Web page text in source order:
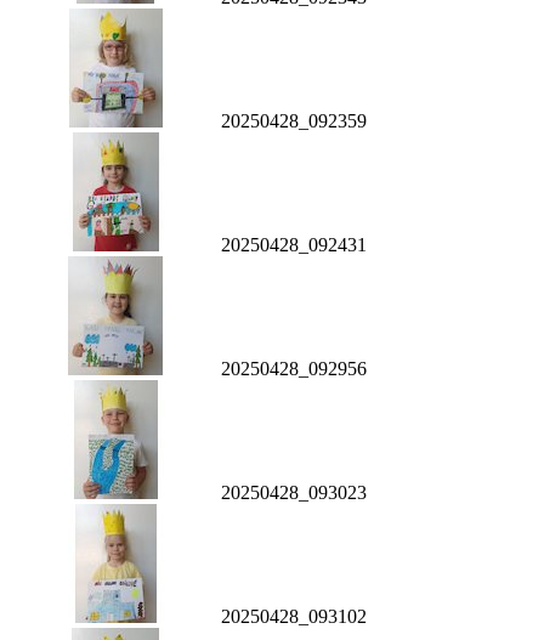
20250428_092359
20250428_092431
20250428_092956
20250428_093023
20250428_093102